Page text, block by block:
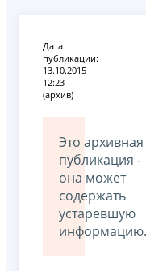
Дата
публикации:
13.10.2015
12:23
(архив)
Это архивная
публикация -
она может
содержать
устаревшую
информацию.